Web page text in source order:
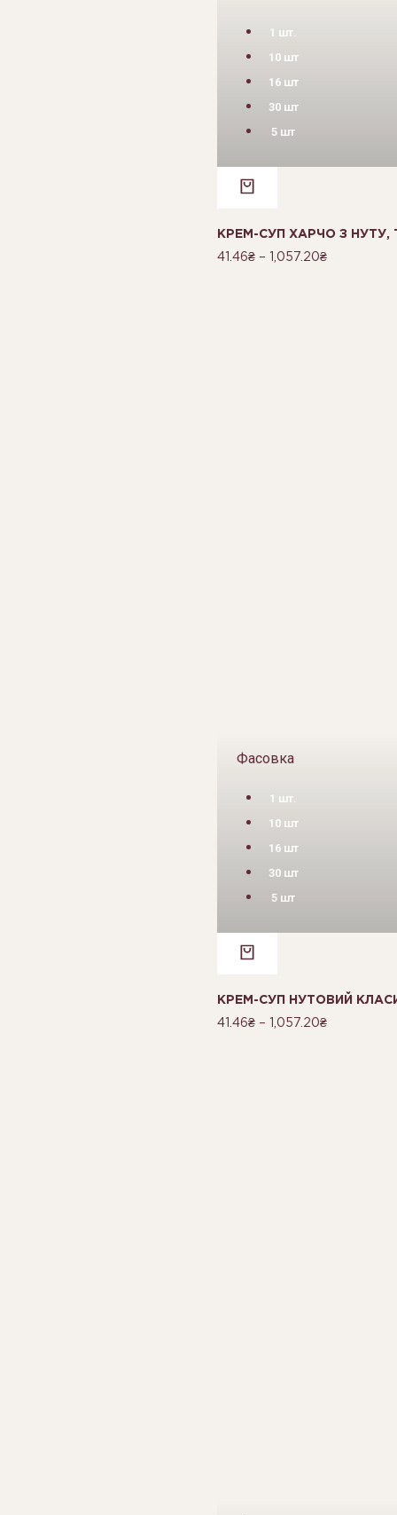
1 шт.
10 шт
16 шт
30 шт
5 шт
КРЕМ-СУП ХАРЧО З НУТУ,
41.46₴– 1,057.20₴
Фасовка
1 шт.
10 шт
16 шт
30 шт
5 шт
КРЕМ-СУП НУТОВИЙ
41.46₴– 1,057.20₴